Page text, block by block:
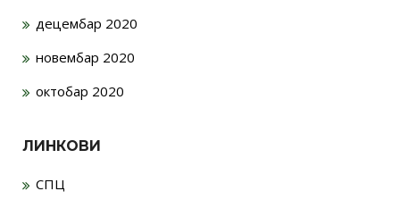
децембар 2020
новембар 2020
октобар 2020
ЛИНКОВИ
СПЦ